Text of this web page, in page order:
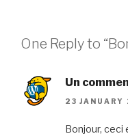
One Reply to
Un
23
Bonjour, ceci